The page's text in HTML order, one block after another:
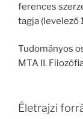
ferences
tagja (levelező
Tudományos
MTA II.
Életrajzi